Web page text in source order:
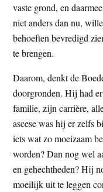
vaste grond, en
niet anders dan nu,
behoeften bevredigd
te brengen.
Daarom, denkt de
doorgronden. Hij had
familie, zijn carrière,
ascese was hij er zelfs
iets wat zo moeizaam
worden? Dan nog wel
en gehechtheden? Hij
moeilijk uit te leggen